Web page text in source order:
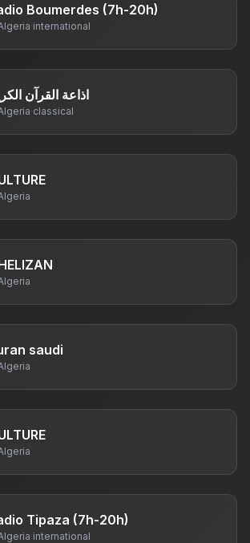
Boumerdes (7h-20h)
·international
اذاعة القرآن
·classical
saudi
Tipaza (7h-20h)
·international